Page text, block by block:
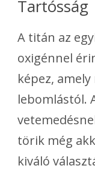
Tartósság
A titán az
oxigénnel
képez,
lebomlástól.
törik még
kiváló